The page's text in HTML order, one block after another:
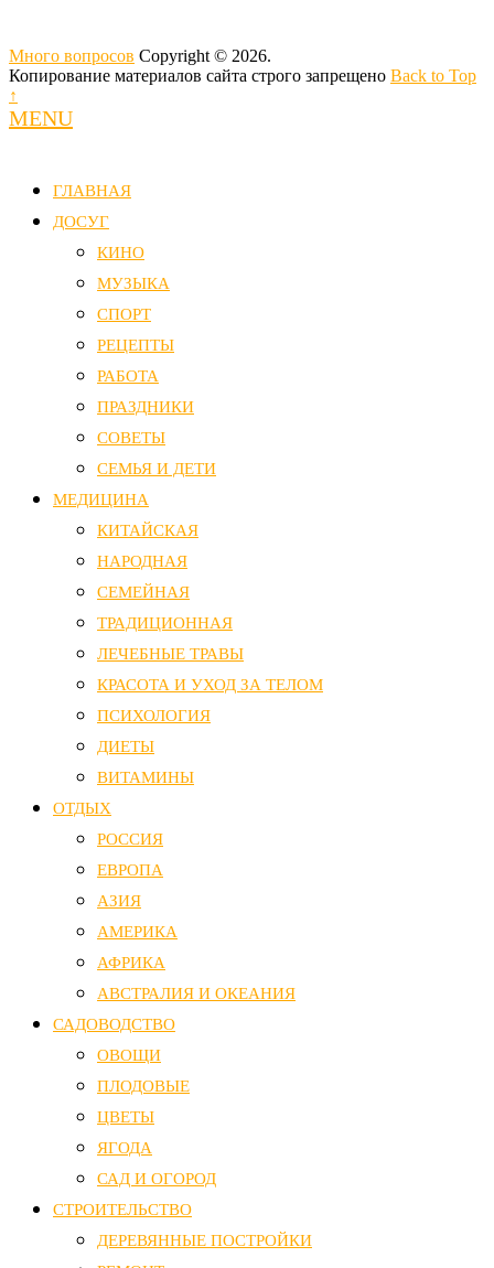
Много вопросов Copyright © 2026.
Копирование материалов сайта строго запрещено Back to Top
↑
MENU
ГЛАВНАЯ
ДОСУГ
КИНО
МУЗЫКА
СПОРТ
РЕЦЕПТЫ
РАБОТА
ПРАЗДНИКИ
СОВЕТЫ
СЕМЬЯ И ДЕТИ
МЕДИЦИНА
КИТАЙСКАЯ
НАРОДНАЯ
СЕМЕЙНАЯ
ТРАДИЦИОННАЯ
ЛЕЧЕБНЫЕ ТРАВЫ
КРАСОТА И УХОД ЗА ТЕЛОМ
ПСИХОЛОГИЯ
ДИЕТЫ
ВИТАМИНЫ
ОТДЫХ
РОССИЯ
ЕВРОПА
АЗИЯ
АМЕРИКА
АФРИКА
АВСТРАЛИЯ И ОКЕАНИЯ
САДОВОДСТВО
ОВОЩИ
ПЛОДОВЫЕ
ЦВЕТЫ
ЯГОДА
САД И ОГОРОД
СТРОИТЕЛЬСТВО
ДЕРЕВЯННЫЕ ПОСТРОЙКИ